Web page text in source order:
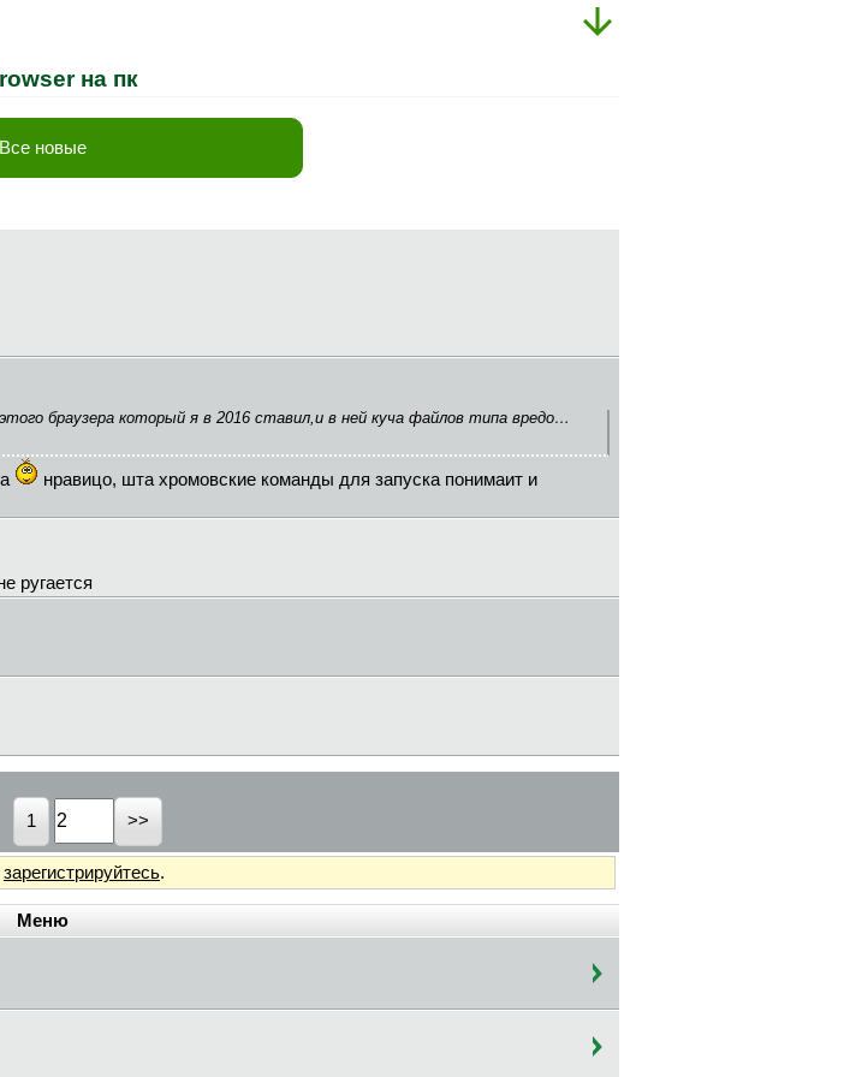
на пк
Все новые
браузера который я в 2016 ставил,и в ней куча файлов типа вредо…
нравицо, шта хромовские команды для запуска понимаит и
ругается
1
зарегистрируйтесь.
Меню